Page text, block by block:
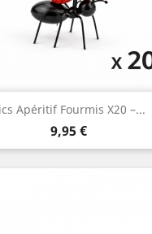
Apéritif Fourmis X20 –...
Prix
9,95 €
Aperçu rapide